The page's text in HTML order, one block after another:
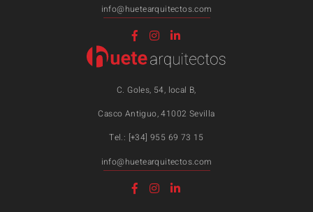
info@huetearquitectos.com
C. Goles, 54, local B,
Casco Antiguo, 41002 Sevilla
Tel.: [+34] 955 69 73 15
info@huetearquitectos.com